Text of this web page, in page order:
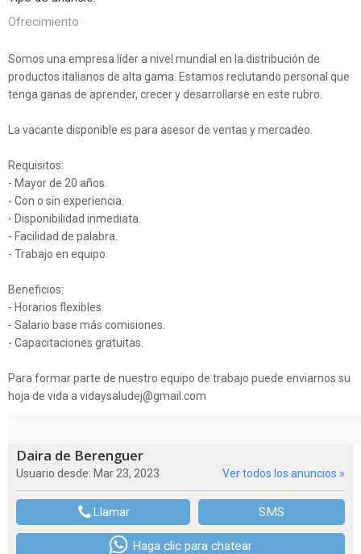
Ofrecimiento
Somos una empresa líder a nivel mundial en la distribución de
productos italianos de alta gama. Estamos reclutando personal que
tenga ganas de aprender, crecer y desarrollarse en este rubro.
La vacante disponible es para asesor de ventas y mercadeo.
Requisitos:
- Mayor de 20 años.
- Con o sin experiencia.
- Disponibilidad inmediata.
- Facilidad de palabra.
- Trabajo en equipo.
Beneficios:
- Horarios flexibles.
- Salario base más comisiones.
- Capacitaciones gratuitas.
Para formar parte de nuestro equipo de trabajo puede enviarnos su
hoja de vida a vidaysaludej@gmail.com
Daira de Berenguer
Usuario desde: Mar 23, 2023 Ver todos los anuncios »
Llamar SMS
Haga clic para chatear